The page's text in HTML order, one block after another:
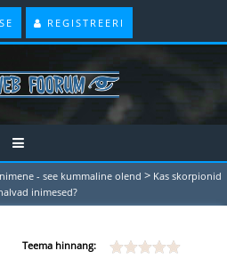
REGISTREERI
- see kummaline olend > Kas skorpionid
inimesed?
Teema hinnang: